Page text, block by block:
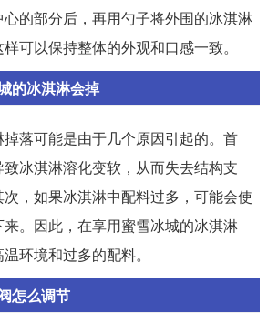
的部分后，再用勺子将外围的冰淇淋
可以保持整体的外观和口感一致。
的冰淇淋会掉
落可能是由于几个原因引起的。首
冰淇淋溶化变软，从而失去结构支
，如果冰淇淋中配料过多，可能会使
。因此，在享用蜜雪冰城的冰淇淋
环境和过多的配料。
怎么调节